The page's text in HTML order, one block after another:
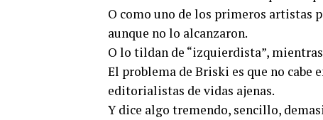
O como uno de los primeros artistas
aunque no lo alcanzaron.
O lo tildan de “izquierdista”,
El problema de Briski es que no cabe
editorialistas de vidas ajenas.
Y dice algo tremendo, sencillo,